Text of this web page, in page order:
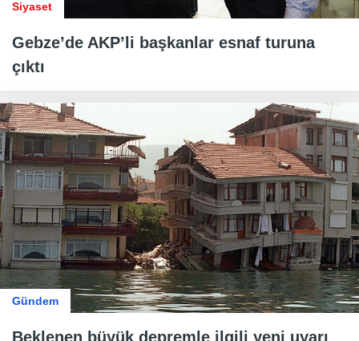
Siyaset
Gebze’de AKP’li başkanlar esnaf turuna
çıktı
Gündem
Beklenen büyük depremle ilgili yeni uyarı